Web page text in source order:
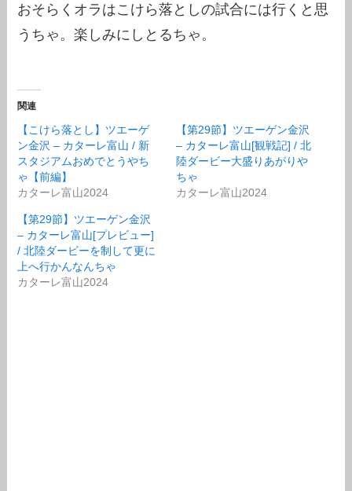
おそらくオラはこけら落としの試合には行くと思
うちゃ。楽しみにしとるちゃ。
関連
【こけら落とし】ツエーゲ
ン金沢 – カターレ富山 / 新
スタジアムおめでとうやち
ゃ【前編】
カターレ富山2024
【第29節】ツエーゲン金沢
– カターレ富山[観戦記] / 北
陸ダービー大盛りあがりや
ちゃ
カターレ富山2024
【第29節】ツエーゲン金沢
– カターレ富山[プレビュー]
/ 北陸ダービーを制して更に
上へ行かんなんちゃ
カターレ富山2024